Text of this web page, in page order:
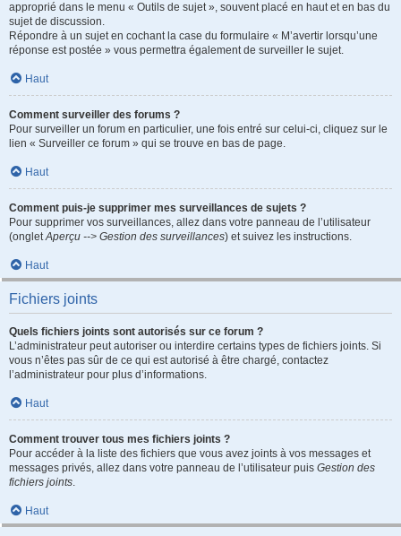
approprié dans le menu « Outils de sujet », souvent placé en haut et en bas du
sujet de discussion.
Répondre à un sujet en cochant la case du formulaire « M’avertir lorsqu’une
réponse est postée » vous permettra également de surveiller le sujet.
Haut
Comment surveiller des forums ?
Pour surveiller un forum en particulier, une fois entré sur celui-ci, cliquez sur le
lien « Surveiller ce forum » qui se trouve en bas de page.
Haut
Comment puis-je supprimer mes surveillances de sujets ?
Pour supprimer vos surveillances, allez dans votre panneau de l’utilisateur
(ongletAperçu --> Gestion des surveillances) et suivez les instructions.
Haut
Fichiers joints
Quels fichiers joints sont autorisés sur ce forum ?
L’administrateur peut autoriser ou interdire certains types de fichiers joints. Si
vous n’êtes pas sûr de ce qui est autorisé à être chargé, contactez
l’administrateur pour plus d’informations.
Haut
Comment trouver tous mes fichiers joints ?
Pour accéder à la liste des fichiers que vous avez joints à vos messages et
messages privés, allez dans votre panneau de l’utilisateur puis Gestion des
fichiers joints.
Haut